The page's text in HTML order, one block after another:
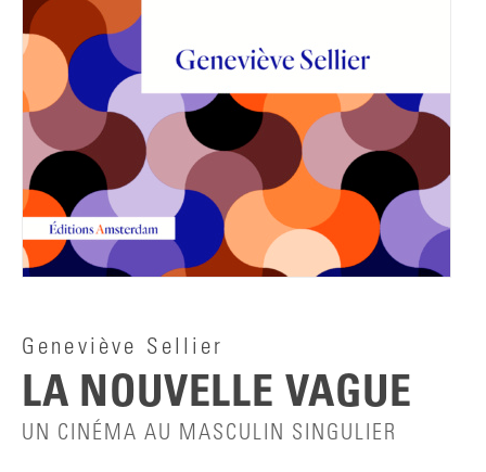
Geneviève Sellier
LA NOUVELLE VAGUE
UN CINÉMA AU MASCULIN SINGULIER